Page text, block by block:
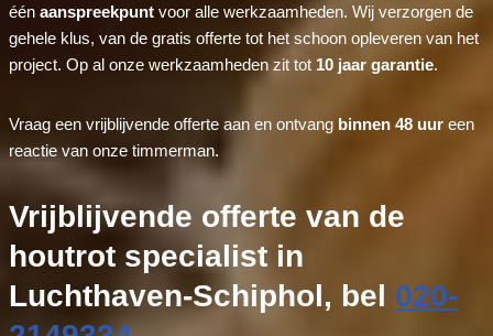
één aanspreekpuntvoor alle werkzaamheden. Wij verzorgen de
gehele klus, van de gratis offerte tot het schoon opleveren van het
project. Op al onze werkzaamheden zit tot 10 jaar garantie.
Vraag een vrijblijvende offerte aan en ontvang binnen 48 uureen
reactie van onze timmerman.
Vrijblijvende offerte van de
houtrot specialist in
Luchthaven-Schiphol, bel 020-